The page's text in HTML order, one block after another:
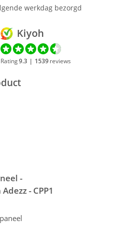
werkdag bezorgd
Kiyoh
Rating9.3 | 1539reviews
-
- CPP1